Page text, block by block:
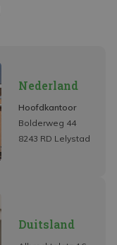
Nederland
Hoofdkantoor
Bolderweg 44
8243 RD Lelystad
Duitsland